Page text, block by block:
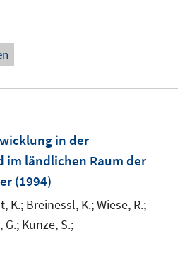
in der
im ländlichen Raum der
(1994)
K.; Breinessl, K.;Wiese, R.;
G.; Kunze, S.;